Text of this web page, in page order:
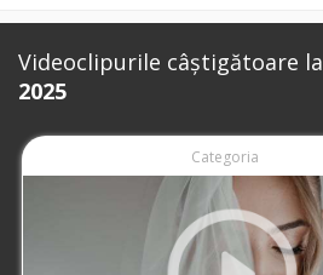
Videoclipurile câștigătoare la
2025
Categoria